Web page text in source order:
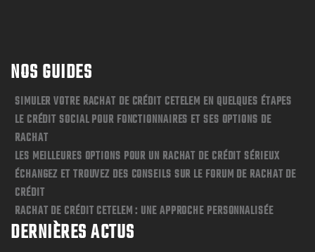
NOS GUIDES
SIMULER VOTRE RACHAT DE CRÉDIT CETELEM EN QUELQUES ÉTAPES
LE CRÉDIT SOCIAL POUR FONCTIONNAIRES ET SES OPTIONS DE
RACHAT
LES MEILLEURES OPTIONS POUR UN RACHAT DE CRÉDIT SÉRIEUX
ÉCHANGEZ ET TROUVEZ DES CONSEILS SUR LE FORUM DE RACHAT DE
CRÉDIT
RACHAT DE CRÉDIT CETELEM : UNE APPROCHE PERSONNALISÉE
DERNIÈRES ACTUS